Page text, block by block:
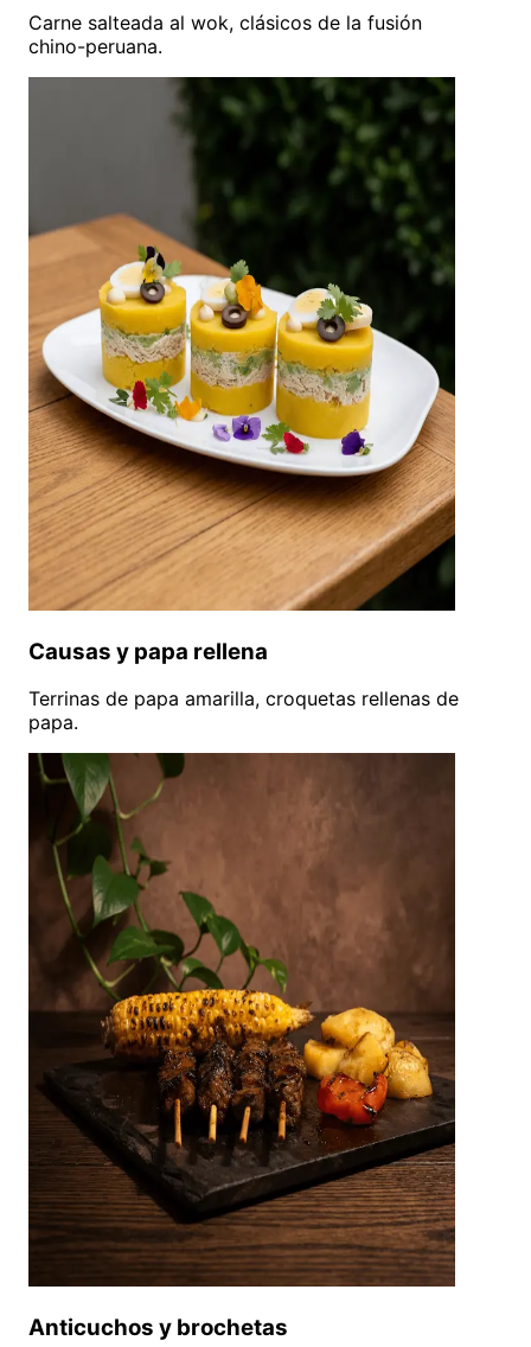
Carne salteada al wok, clásicos de la fusión
chino-peruana.
Causas y papa rellena
Terrinas de papa amarilla, croquetas rellenas de
papa.
Anticuchos y brochetas